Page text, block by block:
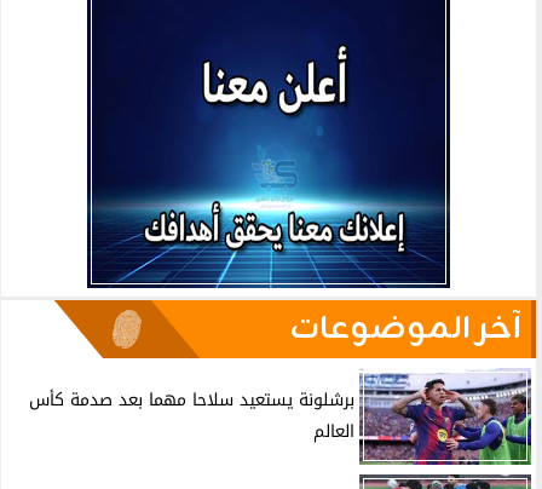
آخر الموضوعات
برشلونة يستعيد سلاحا مهما بعد صدمة كأس
العالم